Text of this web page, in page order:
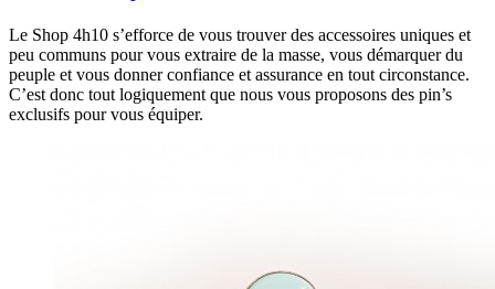
Le Shop 4h10 s’efforce de vous trouver des accessoires uniques et
peu communs pour vous extraire de la masse, vous démarquer du
peuple et vous donner confiance et assurance en tout circonstance.
C’est donc tout logiquement que nous vous proposons des pin’s
exclusifs pour vous équiper.